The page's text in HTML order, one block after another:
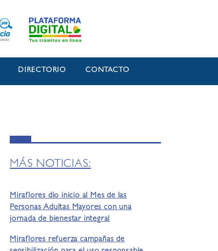
DIRECTORIO CONTACTO
MÁS NOTICIAS:
Miraflores dio inicio al Mes de las
Personas Adultas Mayores con una
jornada de bienestar integral
Miraflores refuerza campañas de